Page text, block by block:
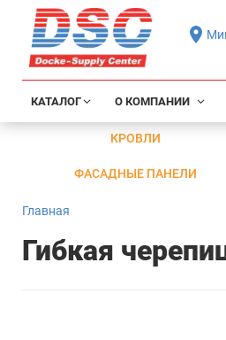
КАТАЛОГ О КОМПАНИИ
КРОВЛИ
ФАСАДНЫЕ ПАНЕЛИ
Главная
Гибкая